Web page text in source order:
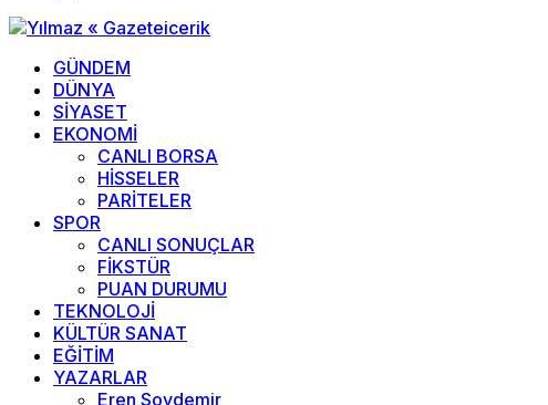
GÜNDEM
DÜNYA
SİYASET
EKONOMİ
CANLI BORSA
HİSSELER
PARİTELER
SPOR
CANLI SONUÇLAR
FİKSTÜR
PUAN DURUMU
TEKNOLOJİ
KÜLTÜR SANAT
EĞİTİM
YAZARLAR
Eren Soydemir